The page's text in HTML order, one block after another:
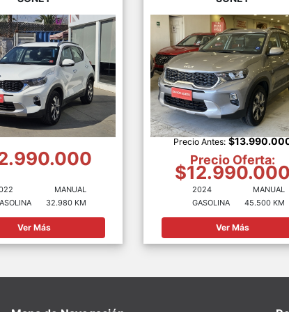
MANUAL
32.980 KM
Ver Más
Precio Antes:
Precio Oferta:
2024
GASOLINA
MANUAL
45.500 KM
Ver Más